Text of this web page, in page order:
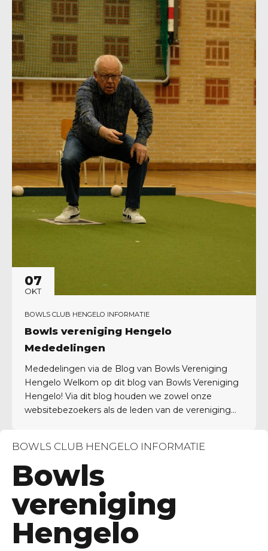
07
OKT
BOWLS CLUB HENGELO INFORMATIE
Bowls vereniging Hengelo
Mededelingen
Mededelingen via de Blog van Bowls Vereniging
Hengelo Welkom op dit blog van Bowls Vereniging
Hengelo! Via dit blog houden we zowel onze
websitebezoekers als de leden van de vereniging
wedstrijden, evenementen, of wijzigingen in het
speelschema –...
BOWLS CLUB HENGELO INFORMATIE
Bowls
vereniging
Hengelo